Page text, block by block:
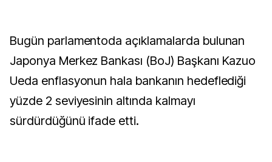
Bugün parlamentoda açıklamalarda bulunan
Japonya Merkez Bankası (BoJ) Başkanı Kazuo
Ueda enflasyonun hala bankanın hedeflediği
yüzde 2 seviyesinin altında kalmayı
sürdürdüğünü ifade etti.